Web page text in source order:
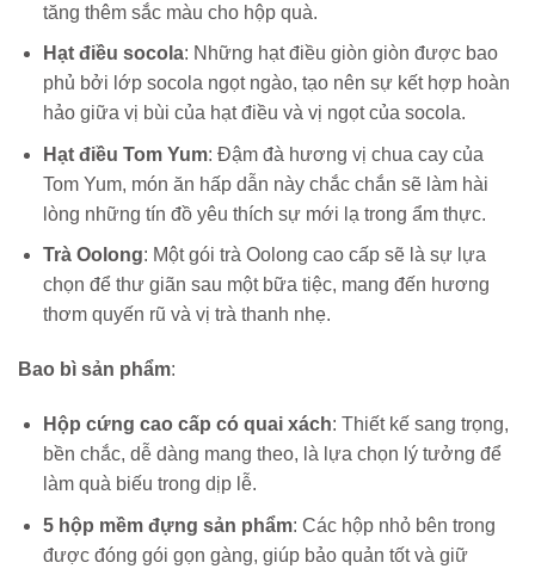
tăng thêm sắc màu cho hộp quà.
Hạt điều socola: Những hạt điều giòn giòn được bao
phủ bởi lớp socola ngọt ngào, tạo nên sự kết hợp hoàn
hảo giữa vị bùi của hạt điều và vị ngọt của socola.
Hạt điều Tom Yum: Đậm đà hương vị chua cay của
Tom Yum, món ăn hấp dẫn này chắc chắn sẽ làm hài
lòng những tín đồ yêu thích sự mới lạ trong ẩm thực.
Trà Oolong: Một gói trà Oolong cao cấp sẽ là sự lựa
chọn để thư giãn sau một bữa tiệc, mang đến hương
thơm quyến rũ và vị trà thanh nhẹ.
Bao bì sản phẩm:
Hộp cứng cao cấp có quai xách: Thiết kế sang trọng,
bền chắc, dễ dàng mang theo, là lựa chọn lý tưởng để
làm quà biếu trong dịp lễ.
5 hộp mềm đựng sản phẩm: Các hộp nhỏ bên trong
được đóng gói gọn gàng, giúp bảo quản tốt và giữ